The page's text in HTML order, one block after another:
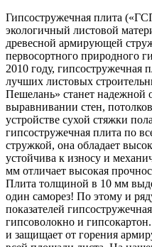
Гипсостружечная плита
экологичный листовой
древесной армирующей
первосортного природного
2010 году, гипсостружечная
лучших листовых
Пешелань» станет надежной
выравнивании стен,
устройстве сухой стяжки
гипсостружечная плита по
стружкой, она обладает
устойчива к износу и
мм отличает высокая
Плита толщиной в 10 мм
один саморез! По этому и
показателей
гипсоволокно и
и защищает от горения